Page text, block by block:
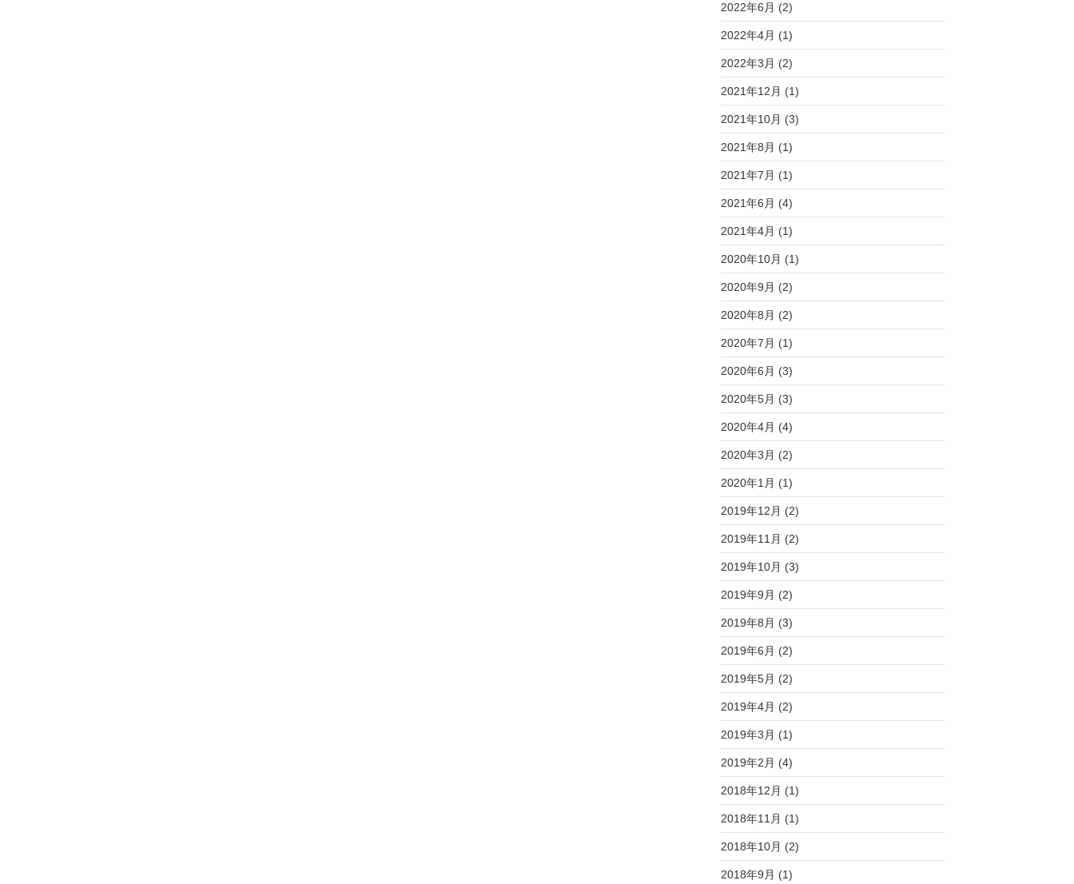
2022年6月 (2)
2022年4月 (1)
2022年3月 (2)
2021年12月 (1)
2021年10月 (3)
2021年8月 (1)
2021年7月 (1)
2021年6月 (4)
2021年4月 (1)
2020年10月 (1)
2020年9月 (2)
2020年8月 (2)
2020年7月 (1)
2020年6月 (3)
2020年5月 (3)
2020年4月 (4)
2020年3月 (2)
2020年1月 (1)
2019年12月 (2)
2019年11月 (2)
2019年10月 (3)
2019年9月 (2)
2019年8月 (3)
2019年6月 (2)
2019年5月 (2)
2019年4月 (2)
2019年3月 (1)
2019年2月 (4)
2018年12月 (1)
2018年11月 (1)
2018年10月 (2)
2018年9月 (1)